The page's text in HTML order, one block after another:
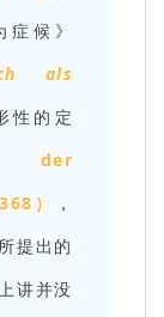
候》
als
性的定
der
）
，
提出的
讲并没